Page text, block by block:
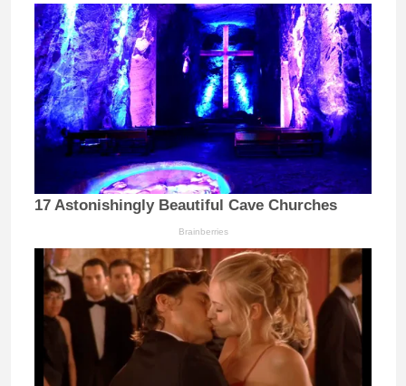
17 Astonishingly Beautiful Cave Churches
Brainberries